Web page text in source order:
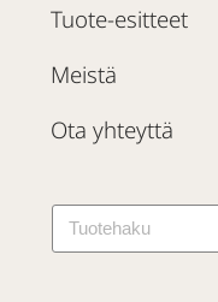
Tuote-esitteet
Meistä
Ota yhteyttä